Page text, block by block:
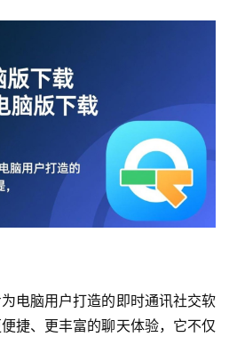
电脑用户打造的即时通讯社交软
捷、更丰富的聊天体验，它不仅